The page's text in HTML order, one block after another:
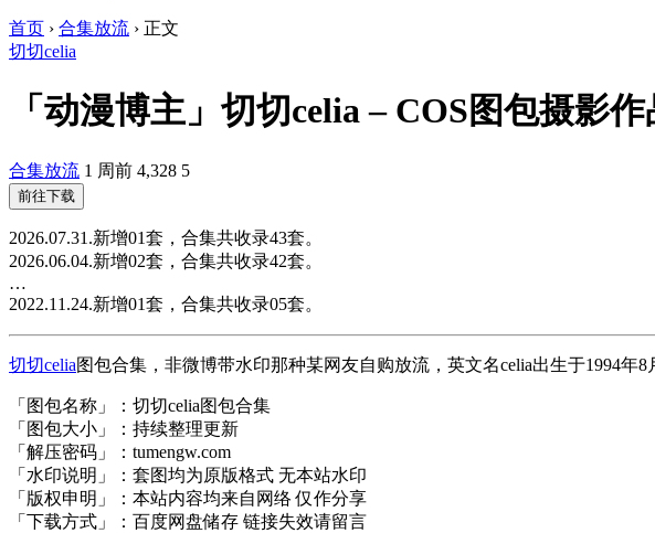
首页 › 合集放流 › 正文
切切celia
「动漫博主」切切celia – COS图包摄影
合集放流 1 周前 4,328 5
前往下载
2026.07.31.新增01套，合集共收录43套。
2026.06.04.新增02套，合集共收录42套。
…
2022.11.24.新增01套，合集共收录05套。
切切celia图包合集，非微博带水印那种某网友自购放流，英文名celia出生于1994年8
「图包名称」：切切celia图包合集
「图包大小」：持续整理更新
「解压密码」：tumengw.com
「水印说明」：套图均为原版格式 无本站水印
「版权申明」：本站内容均来自网络 仅作分享
「下载方式」：百度网盘储存 链接失效请留言